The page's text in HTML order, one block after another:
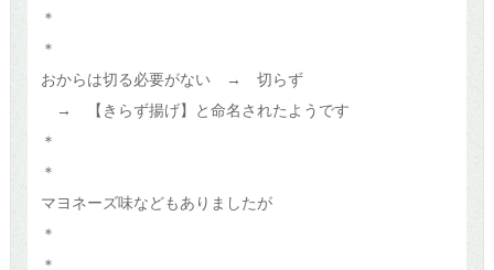
＊
＊
おからは切る必要がない → 切らず
→ 【きらず揚げ】と命名されたようです
＊
＊
マヨネーズ味などもありましたが
＊
＊